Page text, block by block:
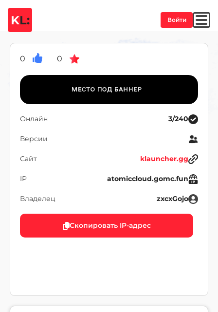
KL: Войти
0 0
Онлайн 3/240
Версии
Сайт klauncher.gg
IP atomiccloud.gomc.fun
Владелец zxcxGojo
Скопировать IP-адрес